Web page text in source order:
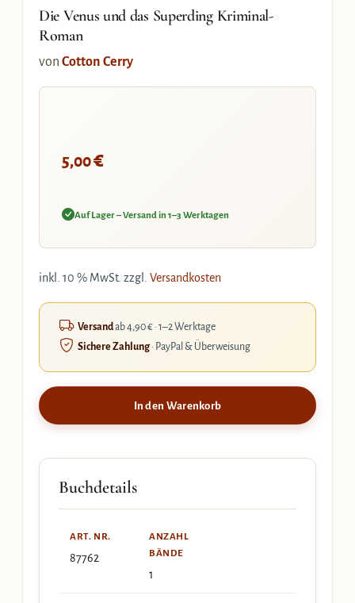
Die Venus und das Superding Kriminal-
Roman
von Cotton Cerry
5,00€
Auf Lager – Versand in 1–3 Werktagen
inkl. 10 % MwSt. zzgl. Versandkosten
Versandab 4,90 € · 1–2 Werktage
Sichere Zahlung· PayPal & Überweisung
In den Warenkorb
Buchdetails
ART. NR.
87762
ANZAHL
BÄNDE
1